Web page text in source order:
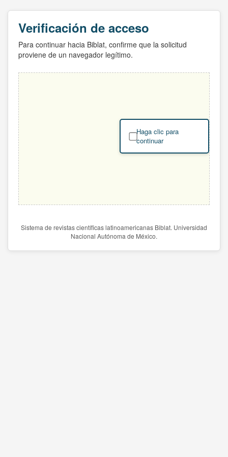
Verificación de acceso
Para continuar hacia Biblat, confirme que la solicitud
proviene de un navegador legítimo.
Haga clic para
continuar
Sistema de revistas científicas latinoamericanas Biblat. Universidad
Nacional Autónoma de México.